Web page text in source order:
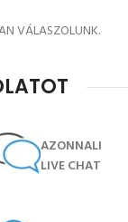
VÁLASZOLUNK.
AZONNALI
LIVE CHAT